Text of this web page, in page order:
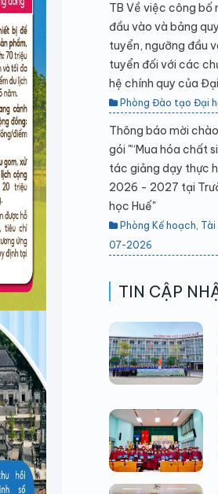
TB Về việc công bố
đầu vào và bảng
tuyển, ngưỡng đầu
tuyển đối với các
hệ chính quy của
Phòng Đào tạo Đại
Thông báo mời
gói "“Mua hóa chất
tác giảng dạy thực
2026 - 2027 tại
học Huế"
Phòng Kế hoạch,
07-2026
TIN CẬP